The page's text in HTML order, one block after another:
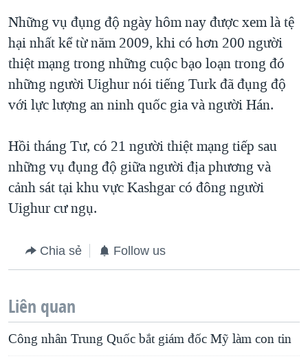
Những vụ đụng độ ngày hôm nay được xem là tệ
hại nhất kể từ năm 2009, khi có hơn 200 người
thiệt mạng trong những cuộc bạo loạn trong đó
những người Uighur nói tiếng Turk đã đụng độ
với lực lượng an ninh quốc gia và người Hán.
Hồi tháng Tư, có 21 người thiệt mạng tiếp sau
những vụ đụng độ giữa người địa phương và
cảnh sát tại khu vực Kashgar có đông người
Uighur cư ngụ.
Chia sẻ Follow us
Liên quan
Công nhân Trung Quốc bắt giám đốc Mỹ làm con tin